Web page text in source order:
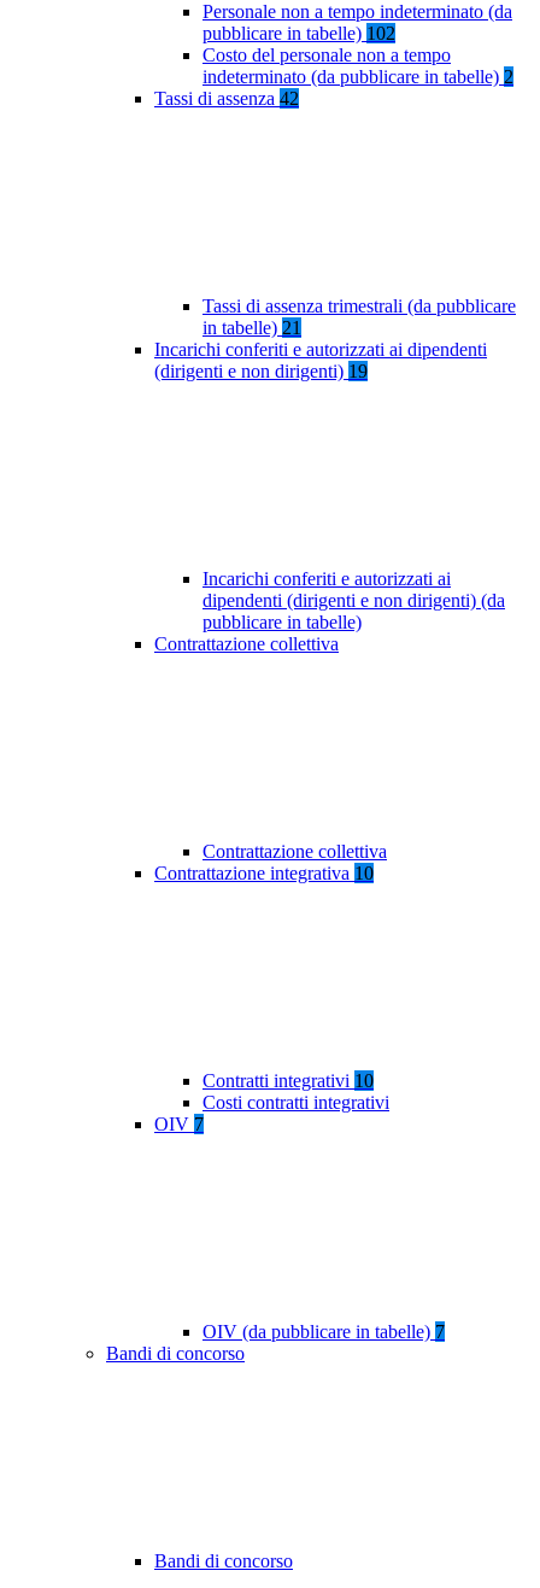
Personale non a tempo indeterminato (da
pubblicare in tabelle) 102
Costo del personale non a tempo
indeterminato (da pubblicare in tabelle) 2
Tassi di assenza 42
Tassi di assenza trimestrali (da pubblicare
in tabelle) 21
Incarichi conferiti e autorizzati ai dipendenti
(dirigenti e non dirigenti) 19
Incarichi conferiti e autorizzati ai
dipendenti (dirigenti e non dirigenti) (da
pubblicare in tabelle)
Contrattazione collettiva
Contrattazione collettiva
Contrattazione integrativa 10
Contratti integrativi 10
Costi contratti integrativi
OIV 7
OIV (da pubblicare in tabelle) 7
Bandi di concorso
Bandi di concorso